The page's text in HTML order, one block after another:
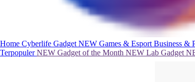
Home Cyberlife Gadget NEW Games & Esport Business &
TerpopulerNEW Gadget of the Month NEW Lab Gadget